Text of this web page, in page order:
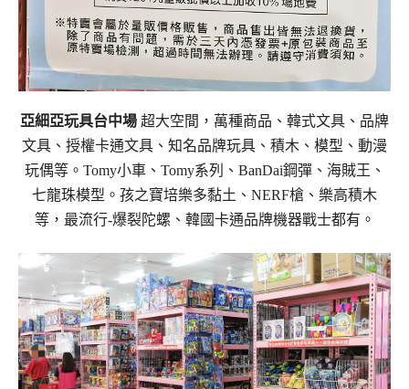
亞細亞玩具台中場 超大空間，萬種商品、韓式文具、品牌
文具、授權卡通文具、知名品牌玩具、積木、模型、動漫
玩偶等。Tomy小車、Tomy系列、BanDai鋼彈、海賊王、
七龍珠模型。孩之寶培樂多黏土、NERF槍、樂高積木
等，最流行-爆裂陀螺、韓國卡通品牌機器戰士都有。